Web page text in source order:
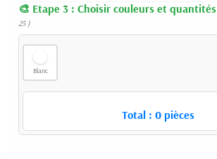
Etape 3 : Choisir couleurs et quantités
25 )
Blanc
Total : 0pièces